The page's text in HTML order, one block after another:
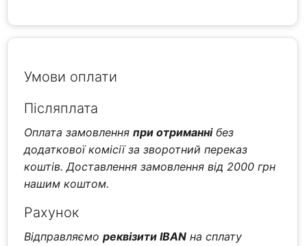
Умови оплати
Післяплата
Оплата замовленняпри отриманнібез
додаткової комісії за зворотний переказ
коштів. Доставлення замовлення від 2000 грн
нашим коштом.
Рахунок
Відправляємореквізити IBAN на сплату